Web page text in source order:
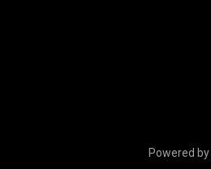
Powered by